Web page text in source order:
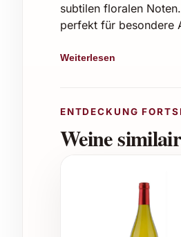
subtilen floralen
perfekt für besondere
Besondere Merkmale
Typische
Ausgewogen
Empfohlene Anlässe
Geschenk für
Perfekt für
Weiterlesen
ENTDECKUNG
Weine